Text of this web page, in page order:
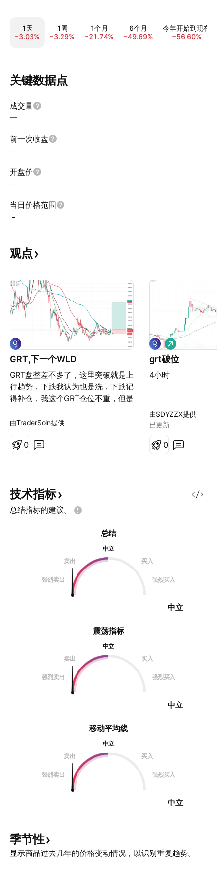
1天
−3.03%
1周
−3.29%
1个月
−21.74%
6个月
−49.69%
今年开始到现在
−56.60%
关键数据点
成交量
—
前一次收盘
—
开盘价
—
当日价格范围
–
观点
GRT,下一个WLD
GRT盘整差不多了，这里突破就是上
行趋势，下跌我认为也是洗，下跌记
得补仓，我这个GRT仓位不重，但是
由TraderSoin提供
0
grt破位
4小时
做
多
由SDYZZX提供
已更新
0
技术指标
总结指标的建议。
震荡指标
中立
卖出
买入
强烈卖出 强烈买入
中立
总结
中立
卖出
买入
强烈卖出 强烈买入
中立
移动平均线
中立
卖出
买入
强烈卖出 强烈买入
中立
季节性
显示商品过去几年的价格变动情况，以识别重复趋势。